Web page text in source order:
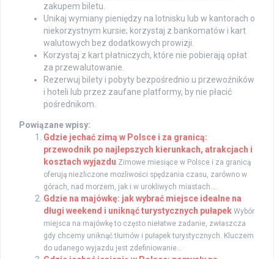
zakupem biletu.
Unikaj wymiany pieniędzy na lotnisku lub w kantorach o
niekorzystnym kursie; korzystaj z bankomatów i kart
walutowych bez dodatkowych prowizji.
Korzystaj z kart płatniczych, które nie pobierają opłat
za przewalutowanie.
Rezerwuj bilety i pobyty bezpośrednio u przewoźników
i hoteli lub przez zaufane platformy, by nie płacić
pośrednikom.
Powiązane wpisy:
Gdzie jechać zimą w Polsce i za granicą:
przewodnik po najlepszych kierunkach, atrakcjach i
kosztach wyjazdu Zimowe miesiące w Polsce i za granicą
oferują niezliczone możliwości spędzania czasu, zarówno w
górach, nad morzem, jak i w urokliwych miastach....
Gdzie na majówkę: jak wybrać miejsce idealne na
długi weekend i uniknąć turystycznych pułapek Wybór
miejsca na majówkę to często niełatwe zadanie, zwłaszcza
gdy chcemy uniknąć tłumów i pułapek turystycznych. Kluczem
do udanego wyjazdu jest zdefiniowanie...